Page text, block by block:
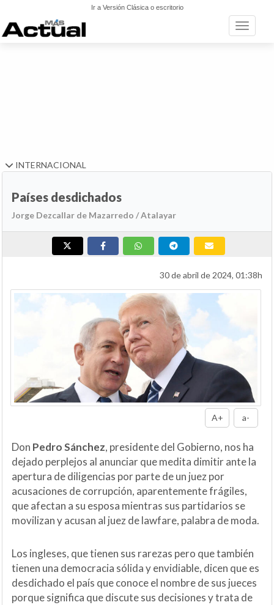
Ir a Versión Clásica o escritorio
Toggle
INTERNACIONAL
Países desdichados
Jorge Dezcallar de Mazarredo / Atalayar
30 de abril de 2024, 01:38h
A+ a-
Don Pedro Sánchez, presidente del Gobierno, nos ha
dejado perplejos al anunciar que medita dimitir ante la
apertura de diligencias por parte de un juez por
acusaciones de corrupción, aparentemente frágiles,
que afectan a su esposa mientras sus partidarios se
movilizan y acusan al juez de lawfare, palabra de moda.
Los ingleses, que tienen sus rarezas pero que también
tienen una democracia sólida y envidiable, dicen que es
desdichado el país que conoce el nombre de sus jueces
porque significa que discute sus decisiones y trata de